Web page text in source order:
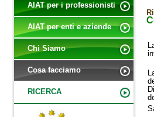
AIAT per i professionisti
AIAT per enti e aziende
Chi Siamo
Cosa facciamo
RICERCA